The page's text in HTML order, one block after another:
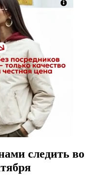
следить во